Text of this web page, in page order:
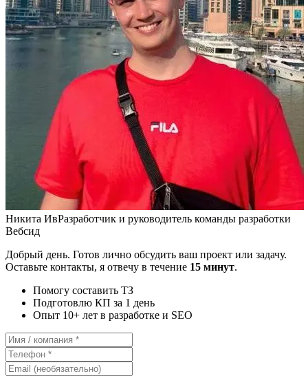
Никита ИвРазработчик и руководитель команды разработки
Вебсид
Добрый день. Готов лично обсудить ваш проект или задачу.
Оставьте контакты, я отвечу в течение 15 минут.
Помогу составить ТЗ
Подготовлю КП за 1 день
Опыт 10+ лет в разработке и SEO